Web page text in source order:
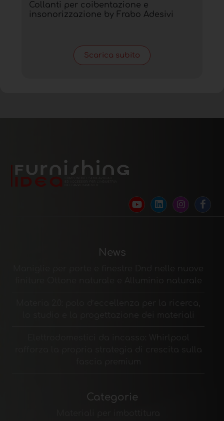
Collanti per coibentazione e
insonorizzazione by Frabo Adesivi
Scarica subito
News
Categorie